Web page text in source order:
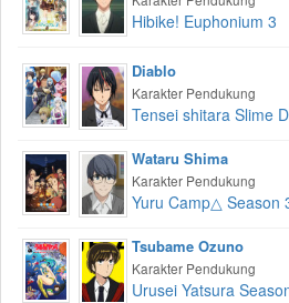
Hibike! Euphonium 3
Diablo
Karakter Pendukung
Tensei shitara Slime
Wataru Shima
Karakter Pendukung
Yuru Camp△ Season
Tsubame Ozuno
Karakter Pendukung
Urusei Yatsura